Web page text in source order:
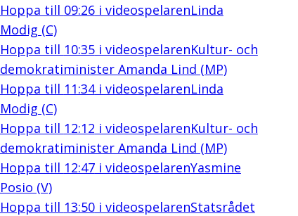
Hoppa till 09:26i videospelarenLinda
Modig (C)
Hoppa till 10:35i videospelarenKultur- och
demokratiminister Amanda Lind (MP)
Hoppa till 11:34i videospelarenLinda
Modig (C)
Hoppa till 12:12 i videospelarenKultur- och
demokratiminister Amanda Lind (MP)
Hoppa till 12:47i videospelarenYasmine
Posio (V)
Hoppa till 13:50i videospelarenStatsrådet